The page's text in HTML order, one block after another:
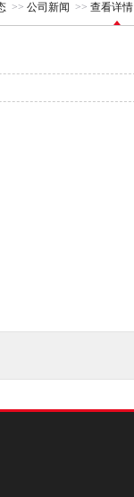
>> 公司新闻 >> 查看详情